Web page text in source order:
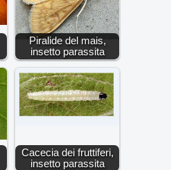
Piralide del mais,
insetto parassita
Cacecia dei fruttiferi,
insetto parassita